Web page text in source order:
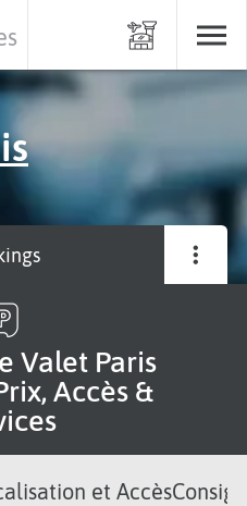
Accès &
et Accès